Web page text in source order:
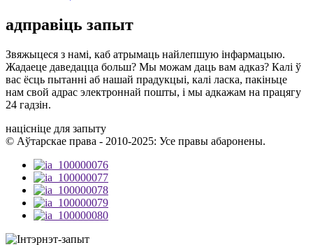
адправіць запыт
Звяжыцеся з намі, каб атрымаць найлепшую інфармацыю.
Жадаеце даведацца больш? Мы можам даць вам адказ? Калі ў
вас ёсць пытанні аб нашай прадукцыі, калі ласка, пакіньце
нам свой адрас электроннай пошты, і мы адкажам на працягу
24 гадзін.
націсніце для запыту
© Аўтарскае права - 2010-2025: Усе правы абаронены.